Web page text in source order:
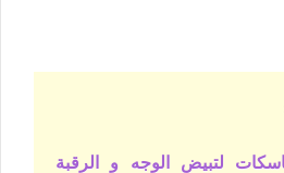
21 ماسكات لتبيض الوجه و الرقبة